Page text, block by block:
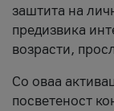
заштита на
предизвика
возрасти,
Со оваа
посветеност